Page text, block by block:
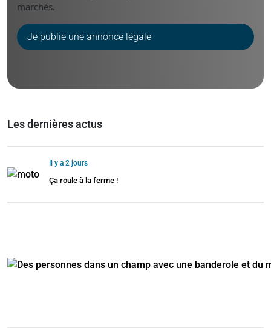
marchés.
Je publie une annonce légale
Les dernières actus
Il y a 2 jours
Ça roule à la ferme !